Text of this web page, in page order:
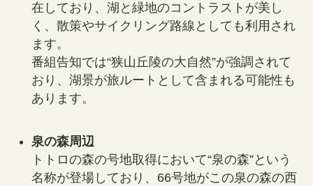
在しており、湖と緑地のコントラストが美し
く、散策やサイクリング路線としても利用され
ます。
番組告知では“狭山丘陵の大自然”が強調されて
おり、湖景が旅ルートとして含まれる可能性も
あります。
泉の森周辺
トトロの森の号地取得において“泉の森”という
名称が登場しており、66号地がこの泉の森の西